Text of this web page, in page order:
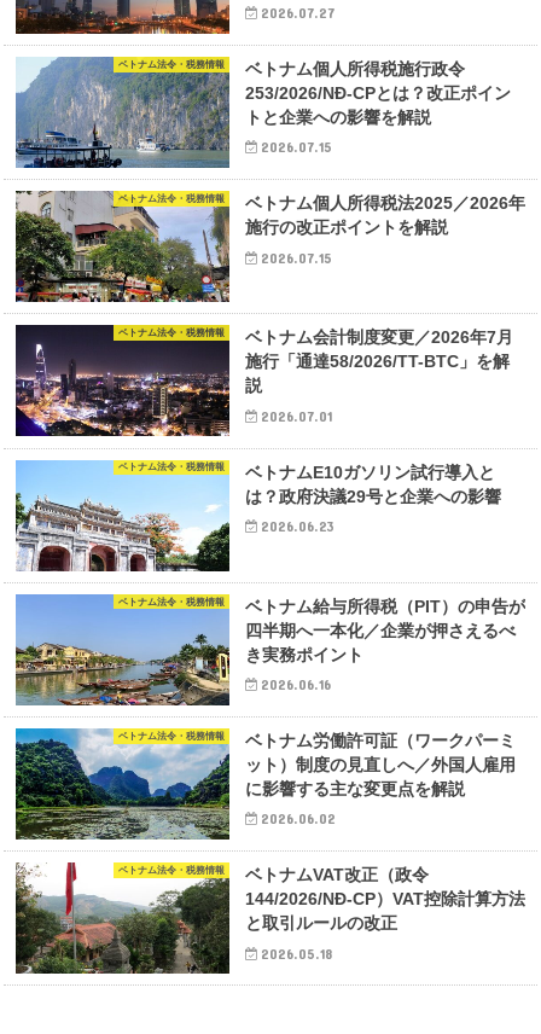
2026.07.27
ベトナム法令・税務情報
ベトナム個人所得税施行政令
253/2026/NĐ-CPとは？改正ポイン
トと企業への影響を解説
2026.07.15
ベトナム法令・税務情報
ベトナム個人所得税法2025／2026年
施行の改正ポイントを解説
2026.07.15
ベトナム法令・税務情報
ベトナム会計制度変更／2026年7月
施行「通達58/2026/TT-BTC」を解
説
2026.07.01
ベトナム法令・税務情報
ベトナムE10ガソリン試行導入と
は？政府決議29号と企業への影響
2026.06.23
ベトナム法令・税務情報
ベトナム給与所得税（PIT）の申告が
四半期へ一本化／企業が押さえるべ
き実務ポイント
2026.06.16
ベトナム法令・税務情報
ベトナム労働許可証（ワークパーミ
ット）制度の見直しへ／外国人雇用
に影響する主な変更点を解説
2026.06.02
ベトナム法令・税務情報
ベトナムVAT改正（政令
144/2026/NĐ-CP）VAT控除計算方法
と取引ルールの改正
2026.05.18